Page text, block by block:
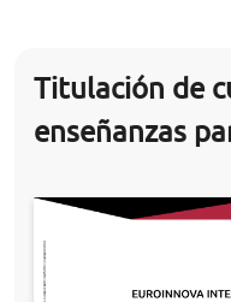
Titulación de
enseñanzas